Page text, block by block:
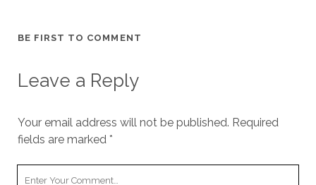
BE FIRST TO COMMENT
Leave a Reply
Your email address will not be published. Required
fields are marked *